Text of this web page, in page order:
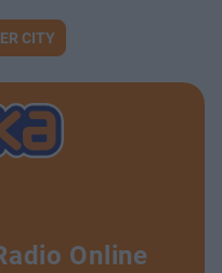
CITY
Online